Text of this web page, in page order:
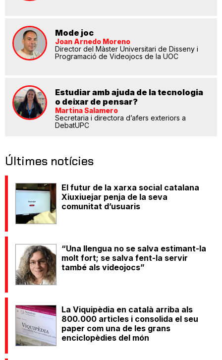
Mode joc
Joan Arnedo Moreno
Director del Màster Universitari de Disseny i
Programació de Videojocs de la UOC
Estudiar amb ajuda de la tecnologia
o deixar de pensar?
Martina Salamero
Secretaria i directora d’afers exteriors a
DebatUPC
Últimes notícies
El futur de la xarxa social catalana
Xiuxiuejar penja de la seva
comunitat d’usuaris
“Una llengua no se salva estimant-la
molt fort; se salva fent-la servir
també als videojocs”
La Viquipèdia en català arriba als
800.000 articles i consolida el seu
paper com una de les grans
enciclopèdies del món